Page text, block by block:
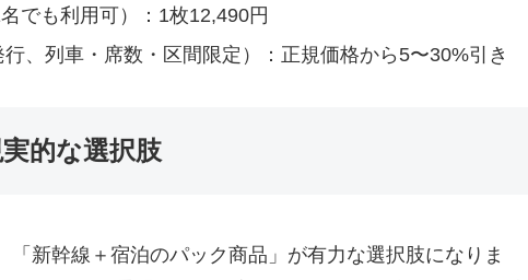
でも利用可）：1枚12,490円
、列車・席数・区間限定）：正規価格から5〜30%引き
的な選択肢
新幹線＋宿泊のパック商品」が有力な選択肢になりま